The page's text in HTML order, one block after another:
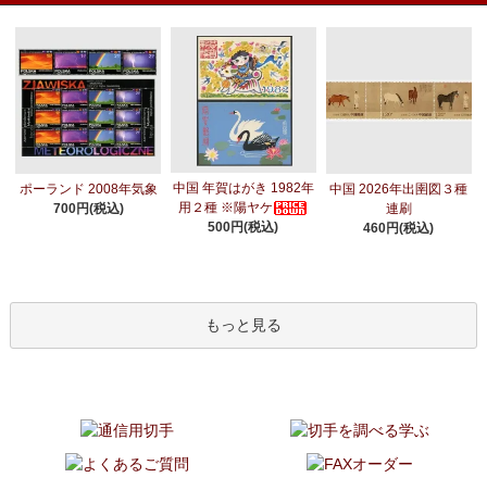
ポーランド 2008年気象
700円(税込)
中国 年賀はがき 1982年
用２種 ※陽ヤケ
500円(税込)
中国 2026年出圉図３種
連刷
460円(税込)
もっと見る